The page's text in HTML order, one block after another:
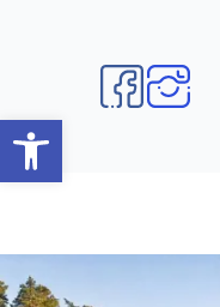
Open toolbar